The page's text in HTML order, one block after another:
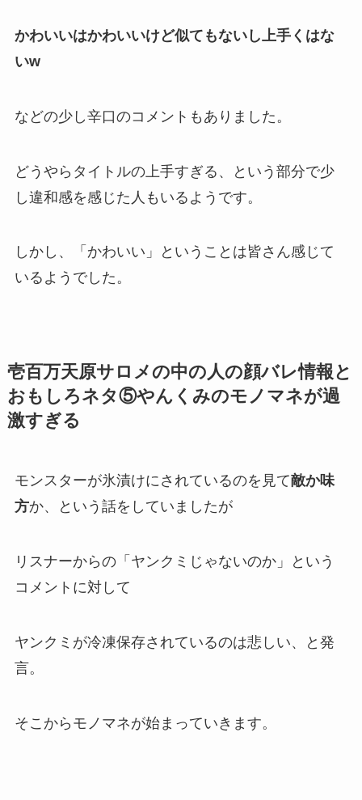
かわいいはかわいいけど似てもないし上手くはな
いw
などの少し辛口のコメント もありました。
どうやらタイトルの上手すぎる、という部分で少
し違和感を感じた人もいるようです。
しかし、「 かわいい 」ということは皆さん感じて
いるようでした。
壱百万天原サロメの中の人の顔バレ情報と
おもしろネタ⑤やんくみのモノマネが過
激すぎる
モンスターが氷漬けにされているのを見て敵か味
方か、という話をしていましたが
リスナーからの「 ヤンクミじゃないのか」という
コメントに対して
ヤンクミが冷凍保存されているのは悲しい、と発
言。
そこからモノマネが始まっていきます。